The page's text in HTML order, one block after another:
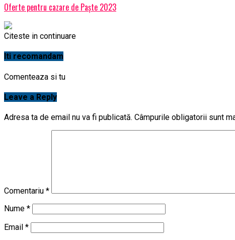
Oferte pentru cazare de Paşte 2023
Citeste in continuare
Iti recomandam
Comenteaza si tu
Leave a Reply
Adresa ta de email nu va fi publicată. Câmpurile obligatorii sunt
Comentariu *
Nume *
Email *